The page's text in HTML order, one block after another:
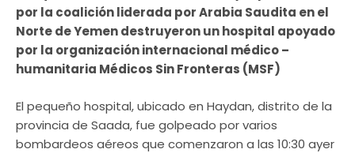
por la coalición liderada por Arabia Saudita en el
Norte de Yemen destruyeron un hospital apoyado
por la organización internacional médico –
humanitaria Médicos Sin Fronteras (MSF)
El pequeño hospital, ubicado en Haydan, distrito de la
provincia de Saada, fue golpeado por varios
bombardeos aéreos que comenzaron a las 10:30 ayer